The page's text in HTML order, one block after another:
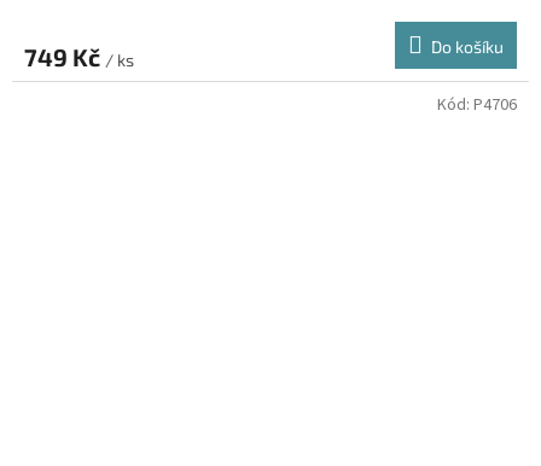
749 Kč / ks
Do košíku
Kód: P4706